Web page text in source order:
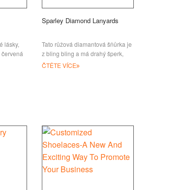
lásky,
štěstí;
Sparley Diamond Lanyards
Tato růžová diamantová šňůrka je
z bling bling a má drahý šperk,
který vypadá velmi módně a
ČTĚTE VÍCE